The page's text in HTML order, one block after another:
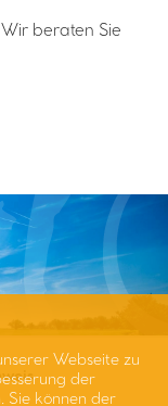
beraten Sie
Webseite zu
der
Sie können der